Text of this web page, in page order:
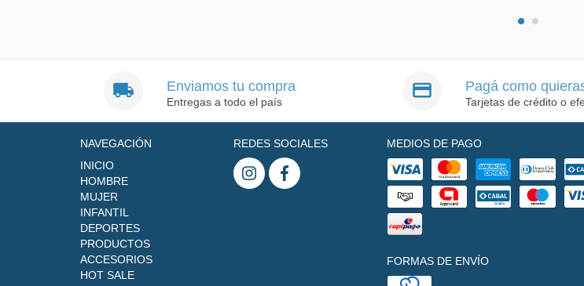
Enviamos tu compra
Entregas a todo el país
Pagá como
Tarjetas de crédito o
NAVEGACIÓN
INICIO
HOMBRE
MUJER
INFANTIL
DEPORTES
PRODUCTOS
ACCESORIOS
HOT SALE
REDES SOCIALES MEDIOS DE PAGO
FORMAS DE ENVÍO